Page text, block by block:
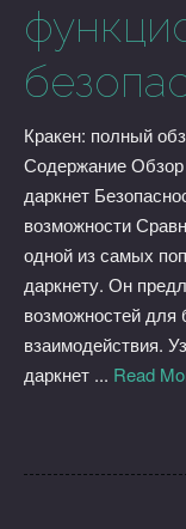
Кракен: полный
Содержание Обзор
даркнет
возможности
одной из самых
даркнету. Он
возможностей для
взаимодействия.
даркнет ... Read